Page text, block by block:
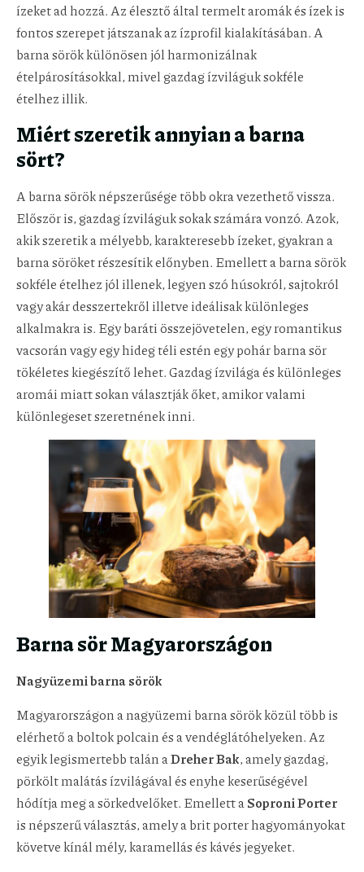
ízeket ad hozzá. Az élesztő által termelt aromák és ízek is
fontos szerepet játszanak az ízprofil kialakításában. A
barna sörök különösen jól harmonizálnak
ételpárosításokkal, mivel gazdag ízviláguk sokféle
ételhez illik.
Miért szeretik annyian a barna
sört?
A barna sörök népszerűsége több okra vezethető vissza.
Először is, gazdag ízviláguk sokak számára vonzó. Azok,
akik szeretik a mélyebb, karakteresebb ízeket, gyakran a
barna söröket részesítik előnyben. Emellett a barna sörök
sokféle ételhez jól illenek, legyen szó húsokról, sajtokról
vagy akár desszertekről illetve ideálisak különleges
alkalmakra is. Egy baráti összejövetelen, egy romantikus
vacsorán vagy egy hideg téli estén egy pohár barna sör
tökéletes kiegészítő lehet. Gazdag ízvilága és különleges
aromái miatt sokan választják őket, amikor valami
különlegeset szeretnének inni.
Barna sör Magyarországon
Nagyüzemi barna sörök
Magyarországon a nagyüzemi barna sörök közül több is
elérhető a boltok polcain és a vendéglátóhelyeken. Az
egyik legismertebb talán aDreher Bak, amely gazdag,
pörkölt malátás ízvilágával és enyhe keserűségével
hódítja meg a sörkedvelőket. Emellett aSoproni Porter
is népszerű választás, amely a brit porter hagyományokat
követve kínál mély, karamellás és kávés jegyeket.